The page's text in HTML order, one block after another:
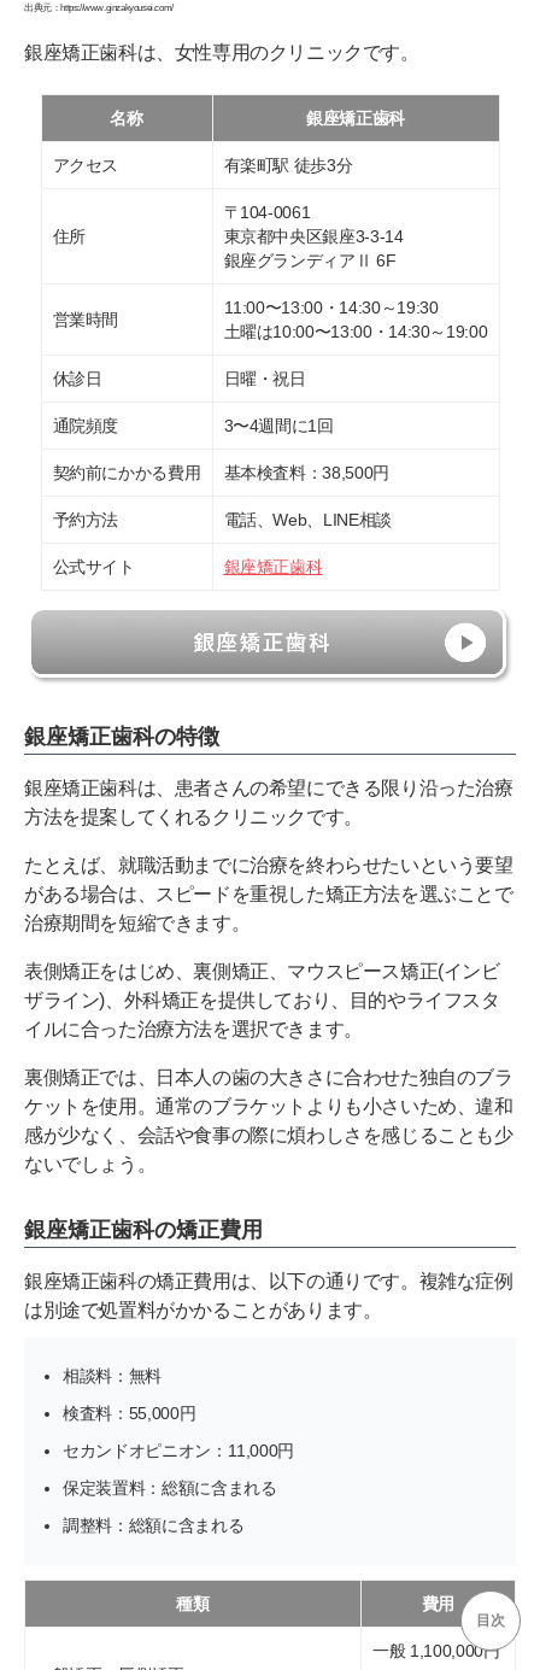
出典元：https://www.ginzakyousei.com/
銀座矯正歯科は、女性専用のクリニックです。
名称 銀座矯正歯科
アクセス 有楽町駅 徒歩3分
住所
〒104-0061
東京都中央区銀座3-3-14
銀座グランディアⅡ 6F
営業時間
11:00〜13:00・14:30～19:30
土曜は10:00〜13:00・14:30～19:00
休診日 日曜・祝日
通院頻度 3〜4週間に1回
契約前にかかる費用 基本検査料：38,500円
予約方法 電話、Web、LINE相談
公式サイト 銀座矯正歯科
銀座矯正歯科の特徴
銀座矯正歯科は、患者さんの希望にできる限り沿った治療
方法を提案してくれるクリニックです。
たとえば、就職活動までに治療を終わらせたいという要望
がある場合は、スピードを重視した矯正方法を選ぶことで
治療期間を短縮できます。
表側矯正をはじめ、裏側矯正、マウスピース矯正(インビ
ザライン)、外科矯正を提供しており、目的やライフスタ
イルに合った治療方法を選択できます。
裏側矯正では、日本人の歯の大きさに合わせた独自のブラ
ケットを使用。通常のブラケットよりも小さいため、違和
感が少なく、会話や食事の際に煩わしさを感じることも少
ないでしょう。
銀座矯正歯科の矯正費用
銀座矯正歯科の矯正費用は、以下の通りです。複雑な症例
は別途で処置料がかかることがあります。
相談料：無料
検査料：55,000円
セカンドオピニオン：11,000円
保定装置料：総額に含まれる
調整料：総額に含まれる
種類 費用
一般 1,100,000円
目次